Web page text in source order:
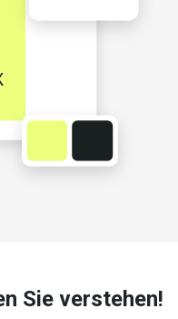
Sie verstehen!